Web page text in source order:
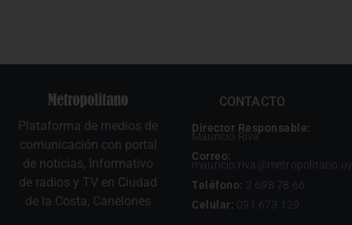
Plataforma de medios de
comunicación con portal
de noticias, Informativo
de radios y TV en Ciudad
de la Costa, Canelones
CONTACTO
Director Responsable:
Mauricio Riva
Correo:
mauricio.riva@metropolitano.uy
Teléfono: 2 698 78 66
Celular: 091 673 129